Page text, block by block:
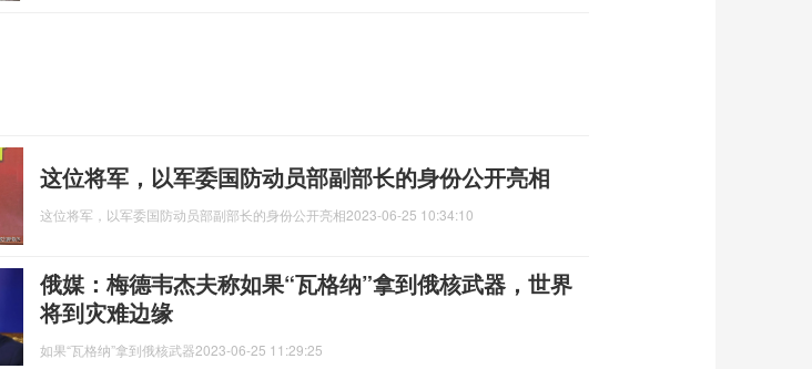
这位将军，以军委国防动员部副部长的身份公开亮相
这位将军，以军委国防动员部副部长的身份公开亮相2023-06-25 10:34:10
俄媒：梅德韦杰夫称如果“瓦格纳”拿到俄核武器，世界
将到灾难边缘
如果“瓦格纳”拿到俄核武器2023-06-25 11:29:25